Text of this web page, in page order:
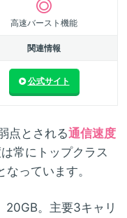
高速バースト機能
関連情報
公式サイト
点とされる通信速度
常にトップクラス
っています。
20GB。主要3キャリ